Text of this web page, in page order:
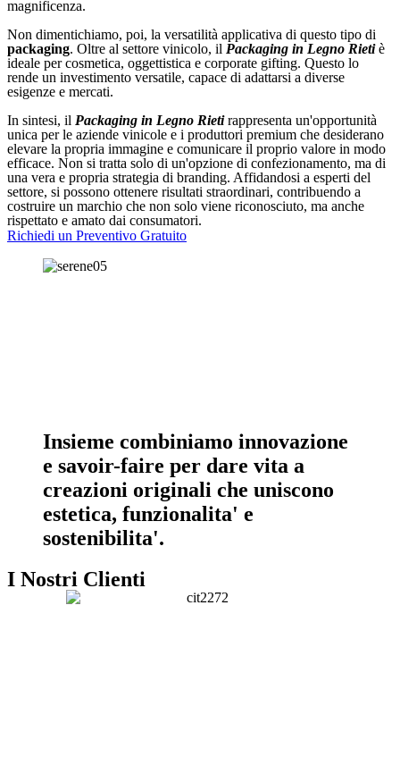
magnificenza.
Non dimentichiamo, poi, la versatilità applicativa di questo tipo di
packaging. Oltre al settore vinicolo, il Packaging in Legno Rietiè
ideale per cosmetica, oggettistica e corporate gifting. Questo lo
rende un investimento versatile, capace di adattarsi a diverse
esigenze e mercati.
In sintesi, il Packaging in Legno Rietirappresenta un'opportunità
unica per le aziende vinicole e i produttori premium che desiderano
elevare la propria immagine e comunicare il proprio valore in modo
efficace. Non si tratta solo di un'opzione di confezionamento, ma di
una vera e propria strategia di branding. Affidandosi a esperti del
settore, si possono ottenere risultati straordinari, contribuendo a
costruire un marchio che non solo viene riconosciuto, ma anche
rispettato e amato dai consumatori.
Richiedi un Preventivo Gratuito
Insieme combiniamo innovazione
e savoir-faire per dare vita a
creazioni originali che uniscono
estetica, funzionalita' e
sostenibilita'.
I Nostri Clienti